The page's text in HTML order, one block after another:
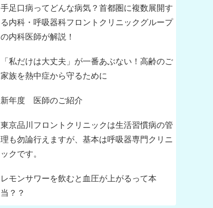
手足口病ってどんな病気？首都圏に複数展開す
る内科・呼吸器科フロントクリニックグループ
の内科医師が解説！
「私だけは大丈夫」が一番あぶない！高齢のご
家族を熱中症から守るために
新年度 医師のご紹介
東京品川フロントクリニックは生活習慣病の管
理も勿論行えますが、基本は呼吸器専門クリニ
ックです。
レモンサワーを飲むと血圧が上がるって本
当？？